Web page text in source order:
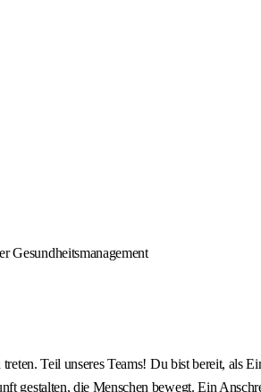
Gesundheitsmanagement
Teil unseres Teams! Du bist bereit, als
gestalten, die Menschen bewegt. Ein